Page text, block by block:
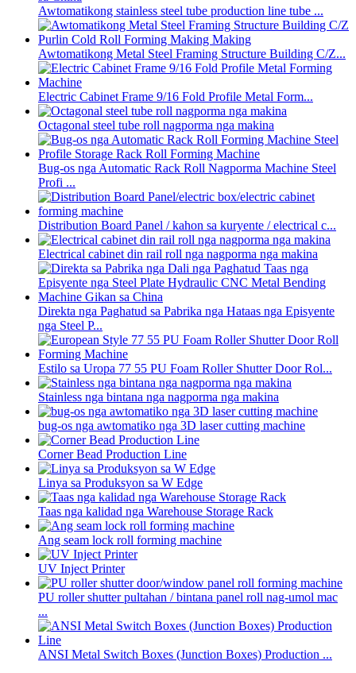
Awtomatikong stainless steel tube production line tube ...
Awtomatikong Metal Steel Framing Structure Building C/Z...
Electric Cabinet Frame 9/16 Fold Profile Metal Form...
Octagonal steel tube roll nagporma nga makina
Bug-os nga Automatic Rack Roll Nagporma Machine Steel
Profi ...
Distribution Board Panel / kahon sa kuryente / electrical c...
Electrical cabinet din rail roll nga nagporma nga makina
Direkta nga Paghatud sa Pabrika nga Hataas nga Episyente
nga Steel P...
Estilo sa Uropa 77 55 PU Foam Roller Shutter Door Rol...
Stainless nga bintana nga nagporma nga makina
bug-os nga awtomatiko nga 3D laser cutting machine
Corner Bead Production Line
Linya sa Produksyon sa W Edge
Taas nga kalidad nga Warehouse Storage Rack
Ang seam lock roll forming machine
UV Inject Printer
PU roller shutter pultahan / bintana panel roll nag-umol mac
...
ANSI Metal Switch Boxes (Junction Boxes) Production ...